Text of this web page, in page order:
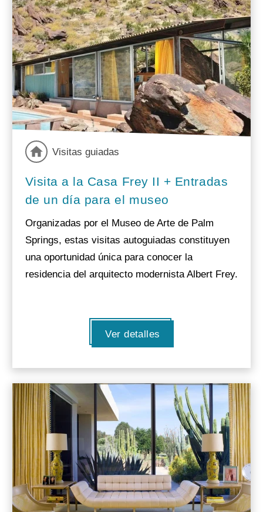
Visitas guiadas
Visita a la Casa Frey II + Entradas
de un día para el museo
Organizadas por el Museo de Arte de Palm
Springs, estas visitas autoguiadas constituyen
una oportunidad única para conocer la
residencia del arquitecto modernista Albert Frey.
Ver detalles